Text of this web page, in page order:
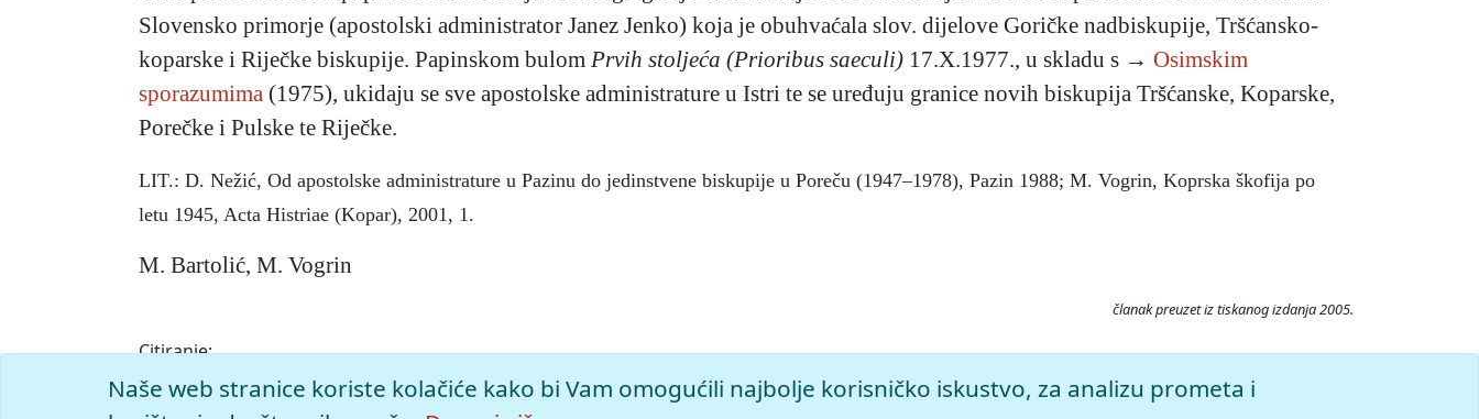
Slovensko primorje (apostolski administrator Janez Jenko) koja je obuhvaćala slov. dijelove Goričke nadbiskupije, Tršćansko-
koparske i Riječke biskupije. Papinskom bulom Prvih stoljeća (Prioribus saeculi) 17.X.1977., u skladu s → Osimskim
sporazumima (1975), ukidaju se sve apostolske administrature u Istri te se uređuju granice novih biskupija Tršćanske, Koparske,
Porečke i Pulske te Riječke.
LIT.: D. Nežić, Od apostolske administrature u Pazinu do jedinstvene biskupije u Poreču (1947–1978), Pazin 1988; M. Vogrin, Koprska škofija po
letu 1945, Acta Histriae (Kopar), 2001, 1.
M. Bartolić, M. Vogrin
članak preuzet iz tiskanog izdanja 2005.
Citiranje:
apostolska administratura. Istarska enciklopedija (2005), mrežno izdanje.Leksikografski zavod Miroslav Krleža, 2026. Pristupljeno 6.8.2026.
<https://istra.lzmk.hr/clanak/88>.
Naše web stranice koriste kolačiće kako bi Vam omogućili najbolje korisničko iskustvo, za analizu prometa i